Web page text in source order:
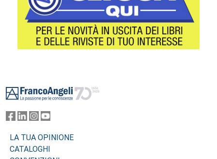
LA TUA OPINIONE
CATALOGHI